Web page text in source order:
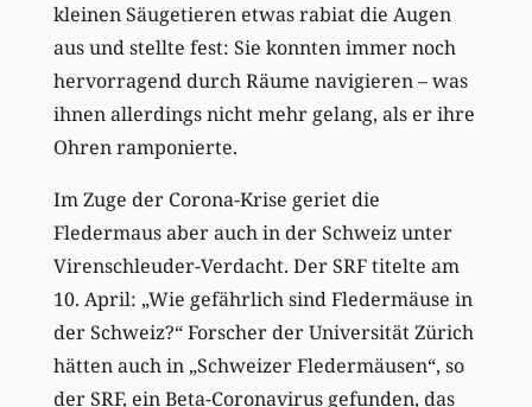
kleinen Säugetieren etwas rabiat die Augen
aus und stellte fest: Sie konnten immer noch
hervorragend durch Räume navigieren – was
ihnen allerdings nicht mehr gelang, als er ihre
Ohren ramponierte.
Im Zuge der Corona-Krise geriet die
Fledermaus aber auch in der Schweiz unter
Virenschleuder-Verdacht. Der SRF titelte am
10. April: „Wie gefährlich sind Fledermäuse in
der Schweiz?“ Forscher der Universität Zürich
hätten auch in „Schweizer Fledermäusen“, so
der SRF, ein Beta-Coronavirus gefunden, das